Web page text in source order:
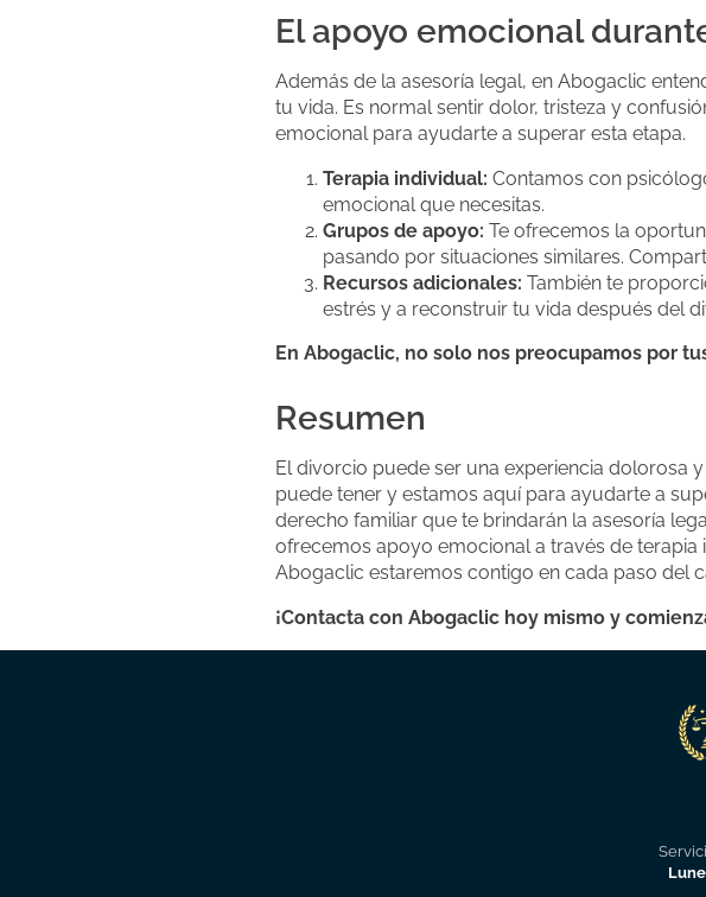
El apoyo emocional
Además de la asesoría legal, en Abogaclic
tu vida. Es normal sentir dolor, tristeza y
emocional para ayudarte a superar esta etapa.
Terapia individual: Contamos con
emocional que necesitas.
Grupos de apoyo: Te ofrecemos la
pasando por situaciones similares.
Recursos adicionales: También te
estrés y a reconstruir tu vida después del
En Abogaclic, no solo nos preocupamos por
Resumen
El divorcio puede ser una experiencia dolorosa
puede tener y estamos aquí para ayudarte a
derecho familiar que te brindarán la asesoría
ofrecemos apoyo emocional a través de
Abogaclic estaremos contigo en cada paso del
¡Contacta con Abogaclic hoy mismo y